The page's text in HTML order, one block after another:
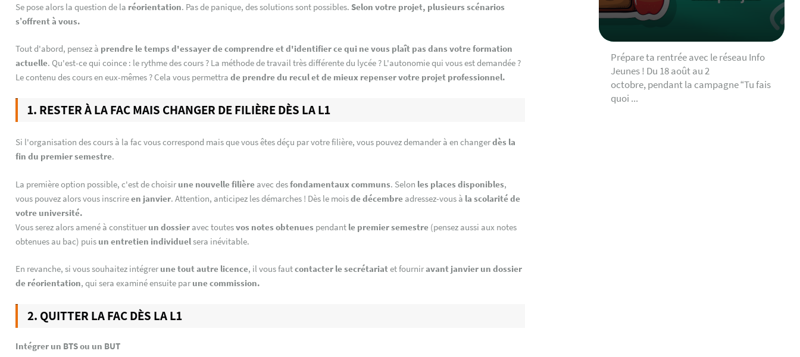
Prépare ta rentrée avec le réseau Info
Jeunes ! Du 18 août au 2
octobre, pendant la campagne “Tu fais
quoi ...
Se pose alors la question de la réorientation. Pas de panique, des solutions sont possibles.Selon votre projet, plusieurs scénarios
s’offrent à vous.
Tout d'abord, pensez à prendre le temps d'essayer de comprendre et d'identifier ce qui ne vous plaît pas dans votre formation
actuelle. Qu'est-ce qui coince : le rythme des cours ? La méthode de travail très différente du lycée ? L'autonomie qui vous est demandée ?
Le contenu des cours en eux-mêmes ? Cela vous permettrade prendre du recul et de mieux repenser votre projet professionnel.
1. RESTER À LA FAC MAIS CHANGER DE FILIÈRE DÈS LA L1
Si l'organisation des cours à la fac vous correspond mais que vous êtes déçu par votre filière, vous pouvez demander à en changerdès la
fin du premier semestre.
La première option possible, c'est de choisir une nouvelle filière avec desfondamentaux communs. Selon les places disponibles,
vous pouvez alors vous inscrireen janvier. Attention, anticipez les démarches ! Dès le moisde décembre adressez-vous à la scolarité de
votre université.
Vous serez alors amené à constituer un dossier avec toutesvos notes obtenues pendant le premier semestre (pensez aussi aux notes
obtenues au bac) puis un entretien individuelsera inévitable.
En revanche, si vous souhaitez intégrer une tout autre licence, il vous fautcontacter le secrétariatet fourniravant janvier un dossier
de réorientation, qui sera examiné ensuite par une commission.
2. QUITTER LA FAC DÈS LA L1
Intégrer un BTS ou un BUT